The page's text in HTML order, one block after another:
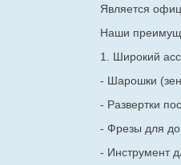
Является
Наши
1. Широкий
- Шарошки
- Развертки
- Фрезы для
- Инструмент